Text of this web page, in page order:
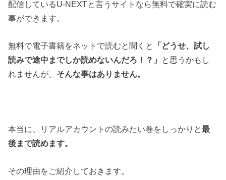
配信しているU-NEXTと言うサイトなら無料で確実に読む
事ができます。
無料で電子書籍をネットで読むと聞くと
「どうせ、試し
読みで途中までしか読めないんだろ！？」 と思うかもし
れませんが、 そんな事はありません。
本当に、リアルアカウントの読みたい巻をしっかりと最
後まで読めます。
その理由をご紹介しておきます。